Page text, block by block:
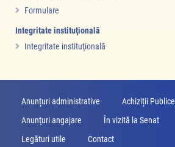
Formulare
Integritate instituţională
Integritate instituţională
Anunțuri administrative
Achiziții Publice
Anunţuri angajare
În vizită la Senat
Legături utile
Contact